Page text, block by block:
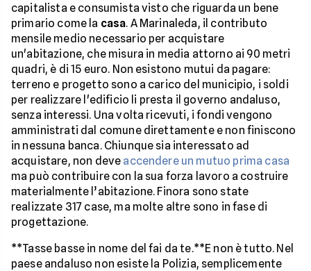
capitalista e consumista visto che riguarda un bene
primario come la casa. A Marinaleda, il contributo
mensile medio necessario per acquistare
un'abitazione, che misura in media attorno ai 90 metri
quadri, è di 15 euro. Non esistono mutui da pagare:
terreno e progetto sono a carico del municipio, i soldi
per realizzare l'edificio li presta il governo andaluso,
senza interessi. Una volta ricevuti, i fondi vengono
amministrati dal comune direttamente e non finiscono
in nessuna banca. Chiunque sia interessato ad
acquistare, non deve accendere un mutuo prima casa
ma può contribuire con la sua forza lavoro a costruire
materialmente l’abitazione. Finora sono state
realizzate 317 case, ma molte altre sono in fase di
progettazione.
**Tasse basse in nome del fai da te.**E non è tutto. Nel
paese andaluso non esiste la Polizia, semplicemente